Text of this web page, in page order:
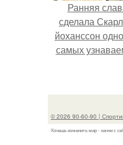
Ранняя
сделала
йоханссон
самых
фасадом
огромная
© 2026 90-60-90 |
Хочешь изменить мир - начни с